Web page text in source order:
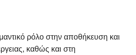
ρόλο στην αποθήκευση και
καθώς και στη